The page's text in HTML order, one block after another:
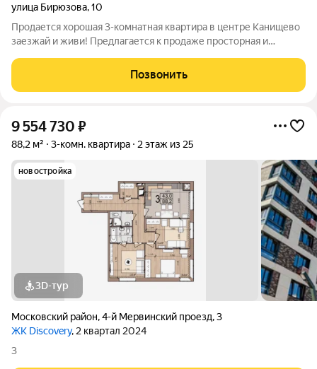
улица Бирюзова,10
Продается хорошая 3-комнатная квартира в центре Канищево
заезжай и живи! Предлагается к продаже просторная и
добротного кирпичного дома. Идеальное предложение для
тех, кто ценит качество, комфорт и
Позвонить
9 554 730 ₽
88,2 м² 3-комн. квартира 2 этаж из 25
новостройка
3D-тур
Московский район,4-й Мервинский проезд,3
ЖК Discovery, 2 квартал 2024
3